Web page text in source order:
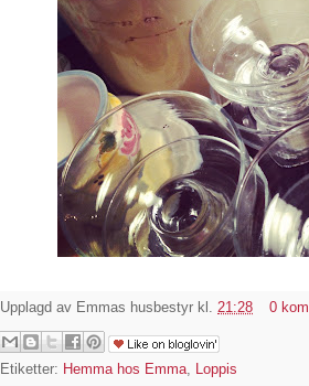
Upplagd av Emmas husbestyr kl. 21:28 0
Etiketter: Hemma hos Emma, Loppis